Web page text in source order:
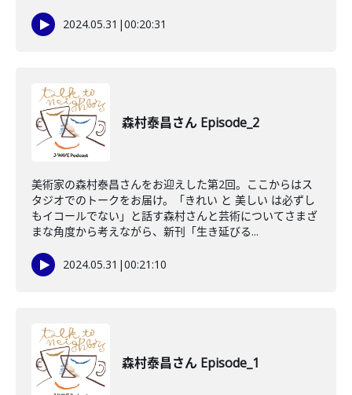
2024.05.31 |00:20:31
森村泰昌さん Episode_2
美術家の森村泰昌さんをお迎えした第2回。ここからはス
タジオでのトークをお届け。「きれい と 美しい は必ずし
もイコールでない」と話す森村さんと芸術についてさまざ
まな角度から考えながら、新刊「生き延びる...
2024.05.31 |00:21:10
森村泰昌さん Episode_1